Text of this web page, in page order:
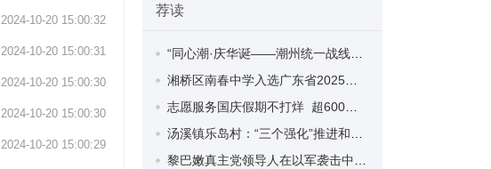
2024-10-20 15:00:32
2024-10-20 15:00:31
2024-10-20 15:00:30
2024-10-20 15:00:30
2024-10-20 15:00:29
荐读